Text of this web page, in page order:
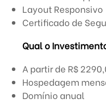
Layout Responsivo
Certificado de
Qual o
A partir de R$
Hospedagem
Domínio anual